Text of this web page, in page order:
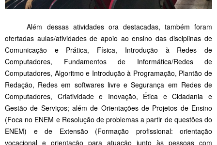
Além dessas atividades ora destacadas, também foram
ofertadas aulas/atividades de apoio ao ensino das disciplinas de
Comunicação e Prática, Física, Introdução à Redes de
Computadores, Fundamentos de Informática/Redes de
Computadores, Algoritmo e Introdução à Programação, Plantão de
Redação, Redes em softwares livre e Segurança em Redes de
Computadores, Criatividade e Inovação, Ética e Cidadania e
Gestão de Serviços; além de Orientações de Projetos de Ensino
(Foca no ENEM e Resolução de problemas a partir de questões do
ENEM) e de Extensão (Formação profissional: orientação
vocacional e orientação para atuação junto às pessoas com